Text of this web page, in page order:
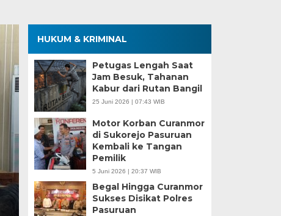
HUKUM & KRIMINAL
Petugas Lengah Saat
Jam Besuk, Tahanan
Kabur dari Rutan Bangil
25 Juni 2026 | 07:43 WIB
Motor Korban Curanmor
di Sukorejo Pasuruan
Kembali ke Tangan
Pemilik
5 Juni 2026 | 20:37 WIB
Begal Hingga Curanmor
Sukses Disikat Polres
Pasuruan